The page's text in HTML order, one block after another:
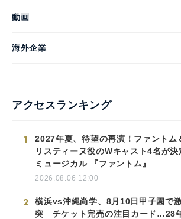
動画
海外企業
アクセスランキング
1
2027年夏、待望の再演！ファントム
リスティーヌ役のWキャスト4名が決
ミュージカル 『ファントム』
2026.08.06 12:00
2
横浜vs沖縄尚学、8月10日甲子園で
突 チケット完売の注目カード…28